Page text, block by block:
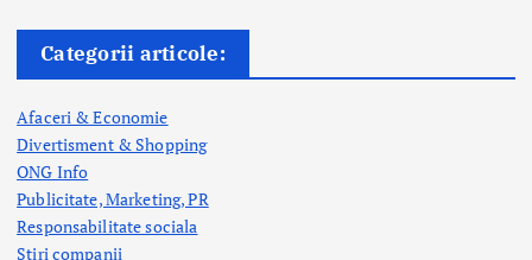
Categorii articole:
Afaceri & Economie
Divertisment & Shopping
ONG Info
Publicitate, Marketing, PR
Responsabilitate sociala
Stiri companii